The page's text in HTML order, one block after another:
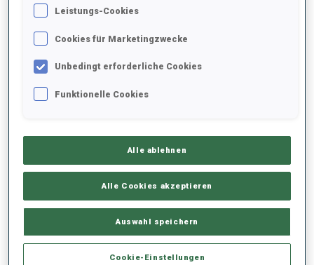
LIEGENDSCHIESSEN
Keine Daten vorhanden
STEHENDSCHIESSEN
PERFORMANCE TREND
100% +0s/km
Leistungs-Cookies
Cookies für Marketingzwecke
Unbedingt erforderliche Cookies
Funktionelle Cookies
Alle ablehnen
Alle Cookies akzeptieren
Auswahl speichern
Cookie-Einstellungen